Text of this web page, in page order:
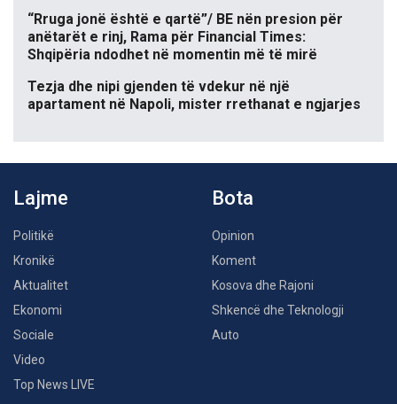
“Rruga jonë është e qartë”/ BE nën presion për
anëtarët e rinj, Rama për Financial Times:
Shqipëria ndodhet në momentin më të mirë
Tezja dhe nipi gjenden të vdekur në një
apartament në Napoli, mister rrethanat e ngjarjes
Lajme
Politikë
Kronikë
Aktualitet
Ekonomi
Sociale
Video
Top News LIVE
Bota
Opinion
Koment
Kosova dhe Rajoni
Shkencë dhe Teknologji
Auto